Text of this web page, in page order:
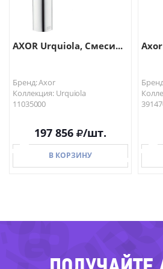
AXOR Urquiola, Смеси...
Бренд: Axor
Коллекция: Urquiola
11035000
197 856 /шт.
В КОРЗИНУ
В КОРЗИНУ
-